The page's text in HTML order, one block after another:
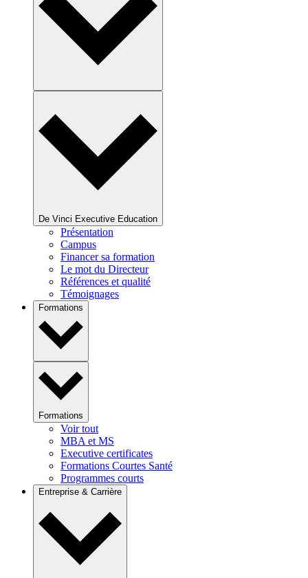
De Vinci Executive Education
Présentation
Campus
Financer sa formation
Le mot du Directeur
Références et qualité
Témoignages
Formations
Formations
Voir tout
MBA et MS
Executive certificates
Formations Courtes Santé
Programmes courts
Entreprise & Carrière